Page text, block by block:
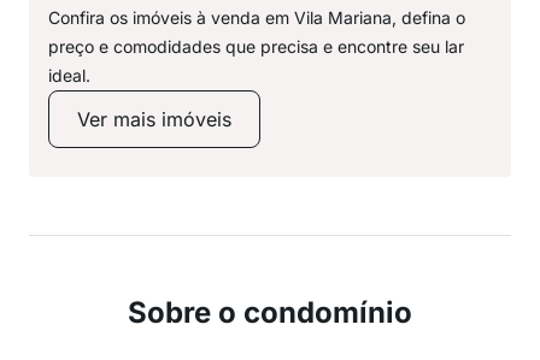
Confira os imóveis à venda em Vila Mariana, defina o
preço e comodidades que precisa e encontre seu lar
ideal.
Ver mais imóveis
Sobre o condomínio